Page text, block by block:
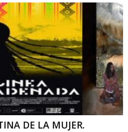
DE LA MUJER.